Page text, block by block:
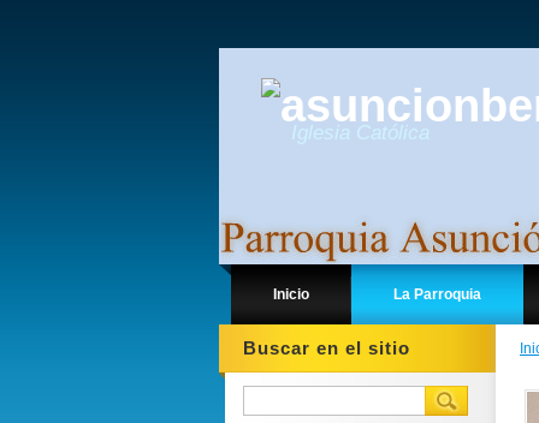
Iglesia Católica
Inicio La Parroquia
Buscar en el sitio